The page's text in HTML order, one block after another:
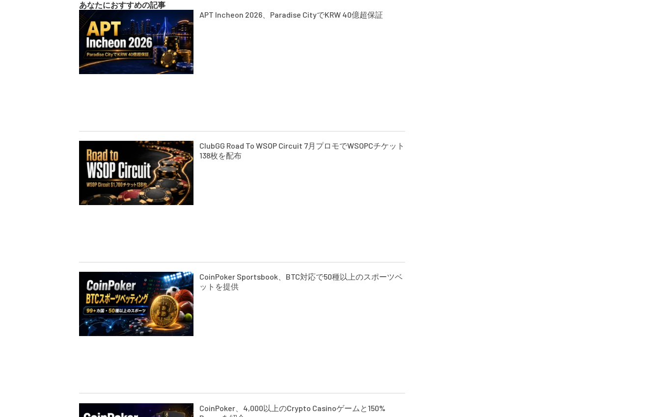
あなたにおすすめの記事
APT Incheon 2026、Paradise CityでKRW 40億超保証
ClubGG Road To WSOP Circuit 7月プロモでWSOPCチケット
138枚を配布
CoinPoker Sportsbook、BTC対応で50種以上のスポーツベ
ットを提供
CoinPoker、4,000以上のCrypto Casinoゲームと150%